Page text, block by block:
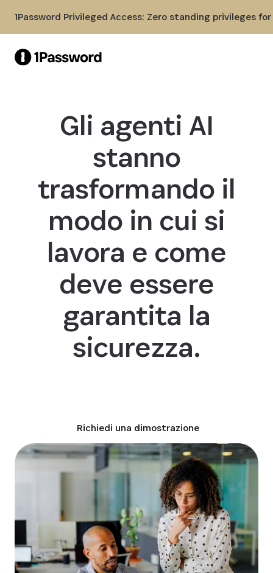
1Password Privileged Access: Zero standing privileges
Gli agenti AI
stanno
trasformando il
modo in cui si
lavora e come
deve essere
garantita la
sicurezza.
Richiedi una dimostrazione